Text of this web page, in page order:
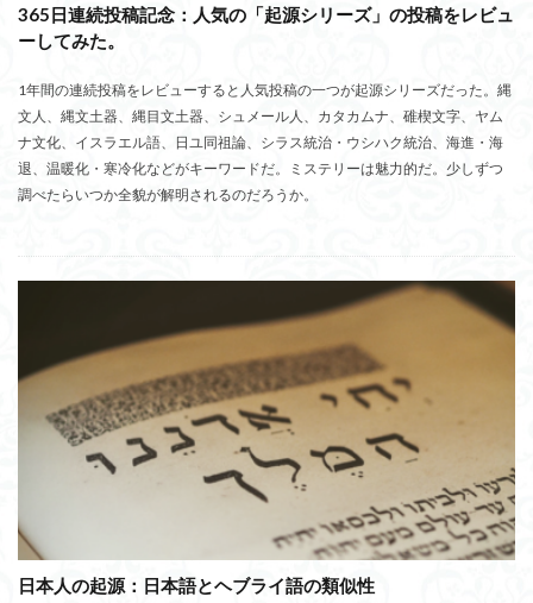
365日連続投稿記念：人気の「起源シリーズ」の投稿をレビュ
ーしてみた。
1年間の連続投稿をレビューすると人気投稿の一つが起源シリーズだった。縄
文人、縄文土器、縄目文土器、シュメール人、カタカムナ、碓楔文字、ヤム
ナ文化、イスラエル語、日ユ同祖論、シラス統治・ウシハク統治、海進・海
退、温暖化・寒冷化などがキーワードだ。ミステリーは魅力的だ。少しずつ
調べたらいつか全貌が解明されるのだろうか。
日本人の起源：日本語とヘブライ語の類似性